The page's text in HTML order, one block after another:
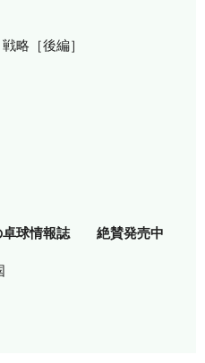
略［後編］
卓球情報誌 絶賛発売中